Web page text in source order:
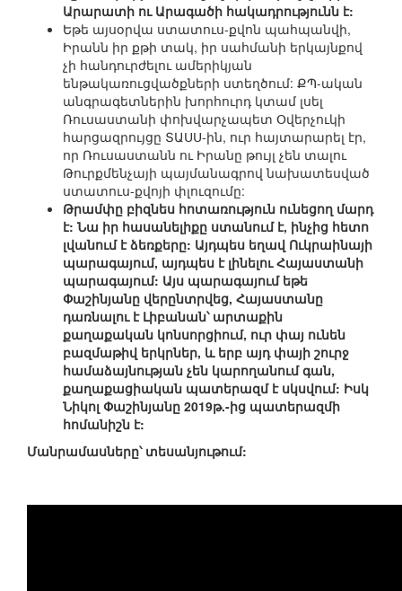
Արարատի ու Արագածի հակադրությունն է:
Եթե այսօրվա ստատուս-քվոն պահպանվի,
Իրանն իր քթի տակ, իր սահմանի երկայնքով
չի հանդուրժելու ամերիկյան
ենթակառուցվածքների ստեղծում: ՔՊ-ական
անգրագետներին խորհուրդ կտամ լսել
Ռուսաստանի փոխվարչապետ Օվերչուկի
հարցազրույցը ՏԱՍՍ-ին, ուր հայտարարել էր,
որ Ռուսաստանն ու Իրանը թույլ չեն տալու
Թուրքմենչայի պայմանագրով նախատեսված
ստատուս-քվոյի փլուզումը:
Թրամփը բիզնես հոտառություն ունեցող մարդ
է: Նա իր հասանելիքը ստանում է, ինչից հետո
լվանում է ձեռքերը: Այդպես եղավ Ուկրաինայի
պարագայում, այդպես է լինելու Հայաստանի
պարագայում: Այս պարագայում եթե
Փաշինյանը վերընտրվեց, Հայաստանը
դառնալու է Լիբանան՝ արտաքին
քաղաքական կոնսորցիում, ուր փայ ունեն
բազմաթիվ երկրներ, և երբ այդ փայի շուրջ
համաձայնության չեն կարողանում գան,
քաղաքացիական պատերազմ է սկսվում: Իսկ
Նիկոլ Փաշինյանը 2019թ.-ից պատերազմի
հոմանիշն է:
Մանրամասները՝ տեսանյութում: